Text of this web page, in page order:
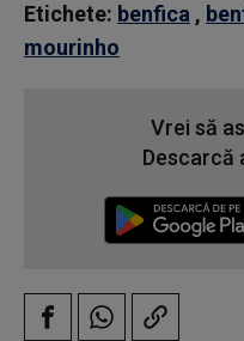
Etichete: benfica ,
mourinho
Vrei să
Descarcă